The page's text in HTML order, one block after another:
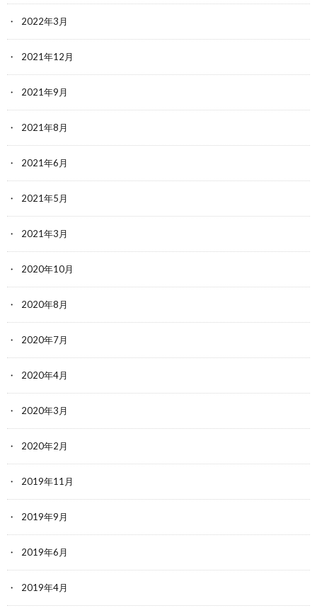
2022年3月
2021年12月
2021年9月
2021年8月
2021年6月
2021年5月
2021年3月
2020年10月
2020年8月
2020年7月
2020年4月
2020年3月
2020年2月
2019年11月
2019年9月
2019年6月
2019年4月